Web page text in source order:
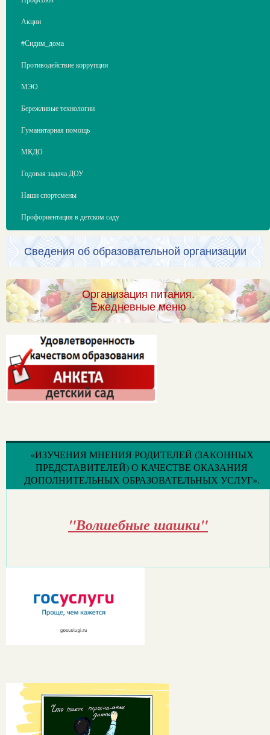
Акции
#Сидим_дома
Противодействие коррупции
МЭО
Бережливые технологии
Гуманитарная помощь
МКДО
Годовая задача ДОУ
Наши спортсмены
Профориентация в детском саду
Сведения об образовательной организации
Организация питания.
Ежедневные меню
«ИЗУЧЕНИЯ МНЕНИЯ РОДИТЕЛЕЙ (ЗАКОННЫХ
ПРЕДСТАВИТЕЛЕЙ) О КАЧЕСТВЕ ОКАЗАНИЯ
ДОПОЛНИТЕЛЬНЫХ ОБРАЗОВАТЕЛЬНЫХ УСЛУГ».
"Волшебные шашки"